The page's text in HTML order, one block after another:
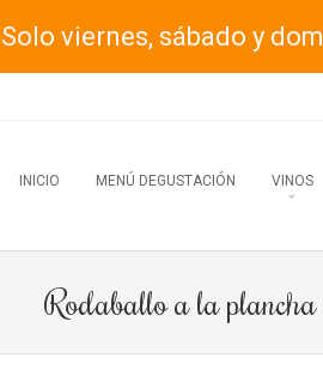
INICIO MENÚ DEGUSTACIÓN VINOS
Rodaballo a la
viernes, sábado y